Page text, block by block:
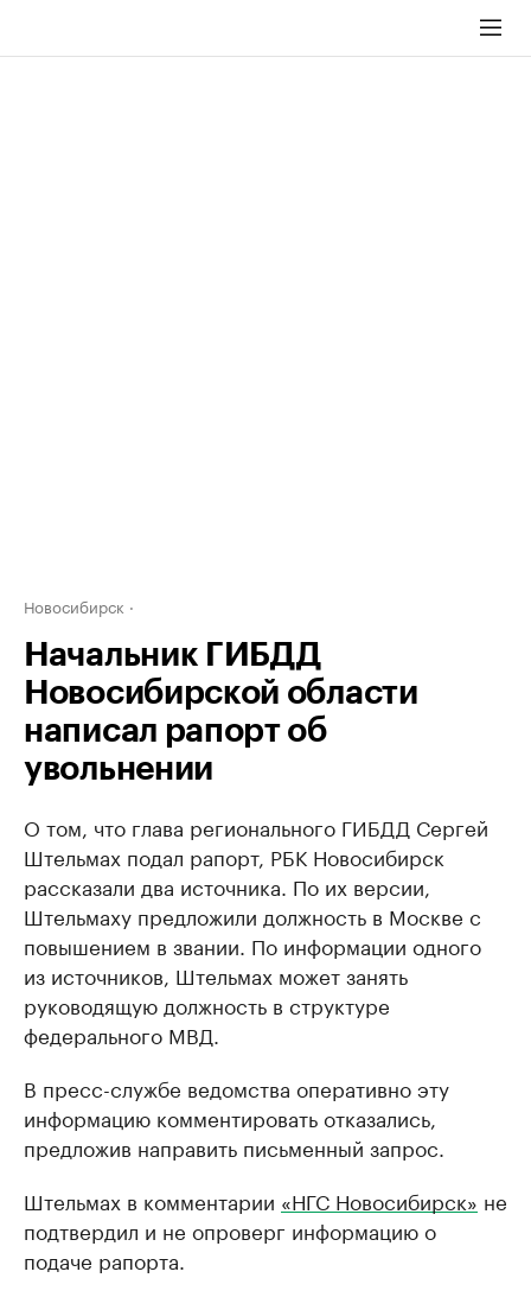
Новосибирск
Начальник ГИБДД
Новосибирской области
написал рапорт об
увольнении
О том, что глава регионального ГИБДД Сергей
Штельмах подал рапорт, РБК Новосибирск
рассказали два источника. По их версии,
Штельмаху предложили должность в Москве с
повышением в звании. По информации одного
из источников, Штельмах может занять
руководящую должность в структуре
федерального МВД.
В пресс-службе ведомства оперативно эту
информацию комментировать отказались,
предложив направить письменный запрос.
Штельмах в комментарии «НГС Новосибирск» не
подтвердил и не опроверг информацию о
подаче рапорта.